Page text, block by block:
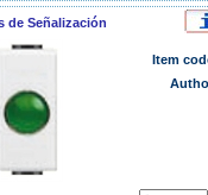
de Señalización
Item